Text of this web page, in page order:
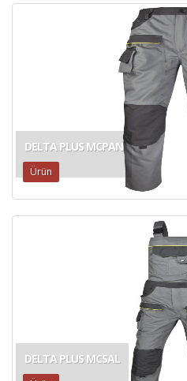
DELTA PLUS MCPAN
Ürün
DELTA PLUS MCSAL